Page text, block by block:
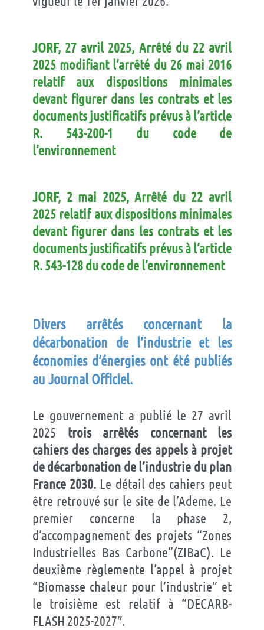
JORF, 27 avril 2025, Arrêté du 22 avril
2025 modifiant l’arrêté du 26 mai 2016
relatif aux dispositions minimales
devant figurer dans les contrats et les
documents justificatifs prévus à l’article
R. 543-200-1 du code de
l’environnement
JORF, 2 mai 2025, Arrêté du 22 avril
2025 relatif aux dispositions minimales
devant figurer dans les contrats et les
documents justificatifs prévus à l’article
R. 543-128 du code de l’environnement
Divers arrêtés concernant la
décarbonation de l’industrieetles
économies d’énergies ont été publiés
au Journal Officiel.
Le gouvernement a publié le 27 avril
2025 trois arrêtés concernant les
cahiers des charges des appels à projet
de décarbonation de l’industrie du plan
France 2030. Le détail des cahiers peut
être retrouvé sur le site de l’Ademe. Le
premier concerne la phase 2,
d’accompagnement des projets “Zones
Industrielles Bas Carbone”(ZIBaC). Le
deuxième règlemente l’appel à projet
“Biomasse chaleur pour l’industrie” et
le troisième est relatif à “DECARB-
FLASH 2025-2027″.